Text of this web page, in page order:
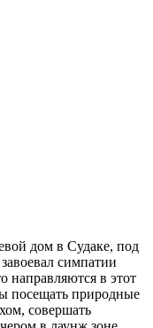
дом в Судаке, под
симпатии
направляются в этот
посещать природные
совершать